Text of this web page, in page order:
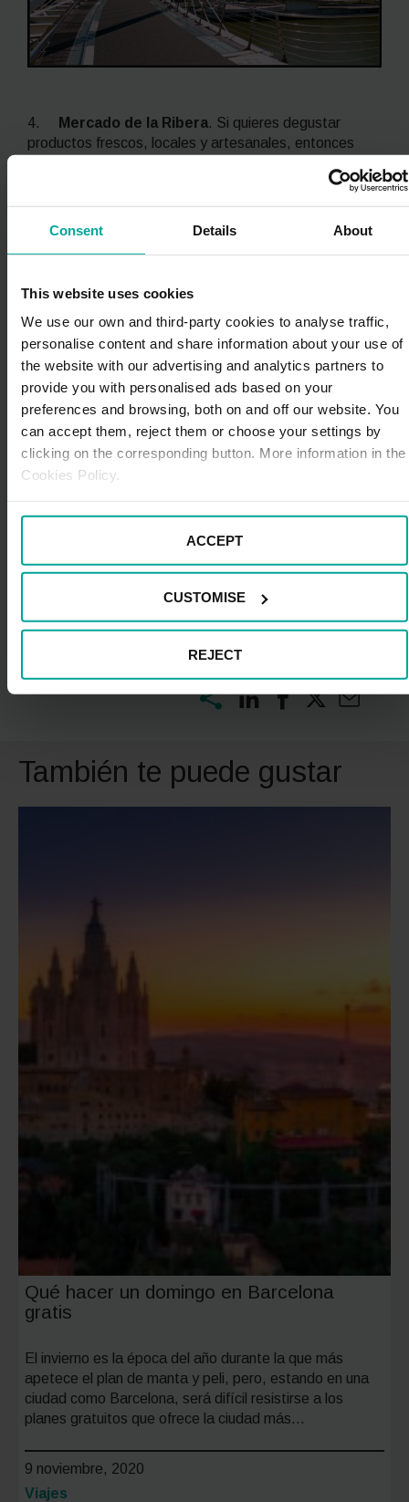
Consent Details About
This website uses cookies
We use our own and third-party cookies to analyse traffic,
personalise content and share information about your use of
the website with our advertising and analytics partners to
provide you with personalised ads based on your
preferences and browsing, both on and off our website. You
can accept them, reject them or choose your settings by
clicking on the corresponding button. More information in the
Cookies Policy.
ACCEPT
CUSTOMISE
REJECT
4. Mercado de la Ribera. Si quieres degustar
productos frescos, locales y artesanales, entonces
parking público en
Bilbao centrooreservar una plaza de parking en
Bilbao
y caminar solo durante 8 minutos.
de Mercado Municipal de Abastos más grande de
Europa que existía hasta entonces
5.Mirador de Artxanda. Las mejores vistas de
Bilbao se disfrutan desde el Mirador de Archanda. Si
corres con suerte y lo visitas durante un día soleado y
despejado, podrías ver el mar. En cualquier caso, es
conveniente que vayas bien abrigado, puesto que hay
una diferencia de temperatura con respecto a la de la
ciudad.
y prepárate para disfrutar de Bilbao a pie, la mejor
forma de perderte por sus calles y de maravillarte por
También te puede gustar
Qué hacer un domingo en Barcelona
gratis
El invierno es la época del año durante la que más
apetece el plan de manta y peli, pero, estando en una
ciudad como Barcelona, será difícil resistirse a los
planes gratuitos que ofrece la ciudad más…
9 noviembre, 2020
Categoría:
Viajes